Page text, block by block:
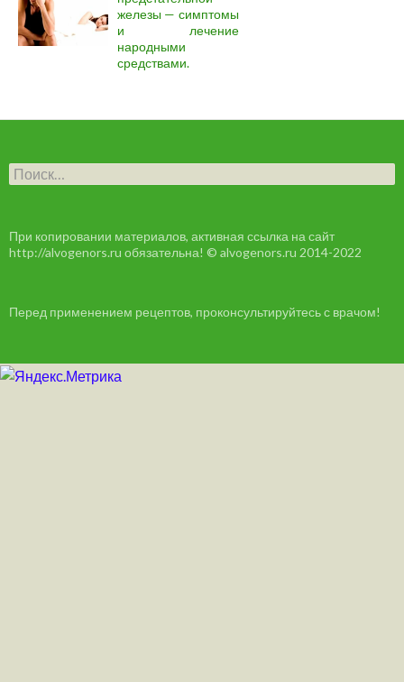
железы — симптомы
и лечение
народными
средствами.
Н
а
и
:
При копировании материалов, активная ссылка на сайт
http://alvogenors.ru обязательна! © alvogenors.ru 2014-2022
Перед применением рецептов, проконсультируйтесь с врачом!